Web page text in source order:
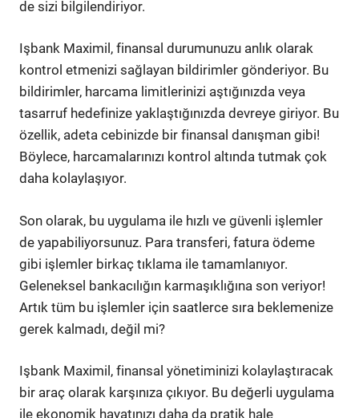
de sizi bilgilendiriyor.
Işbank Maximil, finansal durumunuzu anlık olarak
kontrol etmenizi sağlayan bildirimler gönderiyor. Bu
bildirimler, harcama limitlerinizi aştığınızda veya
tasarruf hedefinize yaklaştığınızda devreye giriyor. Bu
özellik, adeta cebinizde bir finansal danışman gibi!
Böylece, harcamalarınızı kontrol altında tutmak çok
daha kolaylaşıyor.
Son olarak, bu uygulama ile hızlı ve güvenli işlemler
de yapabiliyorsunuz. Para transferi, fatura ödeme
gibi işlemler birkaç tıklama ile tamamlanıyor.
Geleneksel bankacılığın karmaşıklığına son veriyor!
Artık tüm bu işlemler için saatlerce sıra beklemenize
gerek kalmadı, değil mi?
Işbank Maximil, finansal yönetiminizi kolaylaştıracak
bir araç olarak karşınıza çıkıyor. Bu değerli uygulama
ile ekonomik hayatınızı daha da pratik hale